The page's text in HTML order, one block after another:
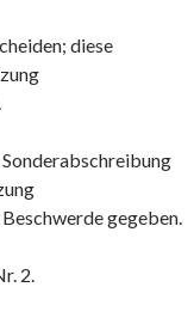
diese
gegeben.
2.